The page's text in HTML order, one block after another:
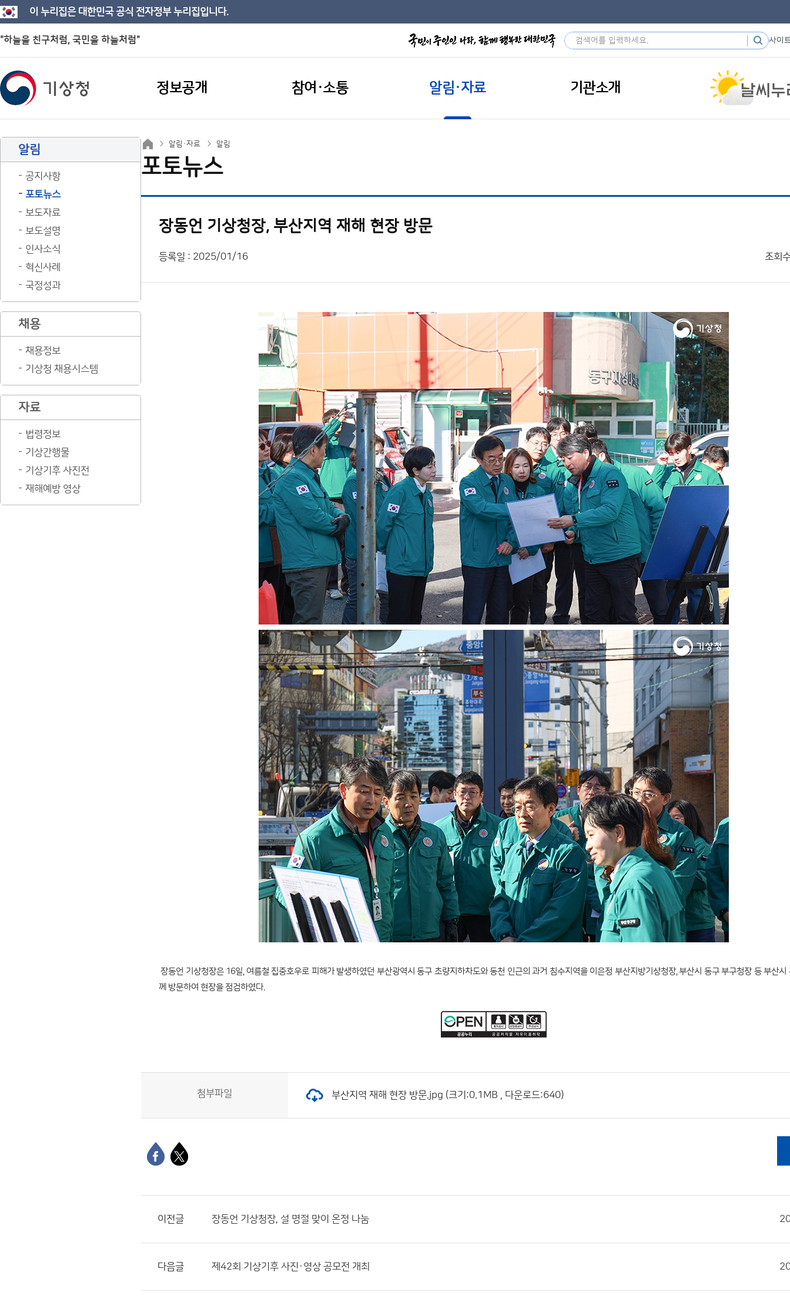
이 누리집은 대한민국 공식 전자정부 누리집입니다.
"하늘을 친구처럼, 국민을 하늘처럼" 사이
정보공개 참여·소통 알림·자료 기관소개
알림
공지사항
포토뉴스
보도자료
보도설명
인사소식
혁신사례
국정성과
채용
채용정보
기상청 채용시스템
자료
법령정보
기상간행물
기상기후 사진전
재해예방 영상
알림·자료 알림
포토뉴스
장동언 기상청장, 부산지역 재해 현장 방문
등록일 : 2025/01/16 조회
장동언 기상청장은 16일, 여름철 집중호우로 피해가 발생하였던 부산광역시 동구 초량지하차도와 동천 인근의 과거 침수지역을 이은정 부산지방기상청장, 부산시 동구 부구청장 등 부산시
께 방문하여 현장을 점검하였다.
첨부파일 부산지역 재해 현장 방문.jpg (크기:0.1MB , 다운로드:640)
이전글 장동언 기상청장, 설 명절 맞이 온정 나눔
다음글 제42회 기상기후 사진·영상 공모전 개최